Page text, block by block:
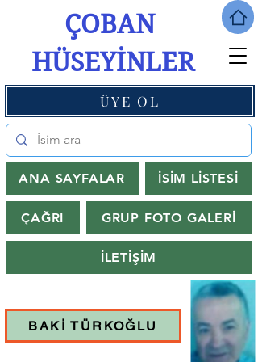
ÇOBAN
HÜSEYİNLER
ANA SAYFALAR İSİM LİSTESİ
ÇAĞRI GRUP FOTO GALERİ
İLETİŞİM
ÜYE OL
BAKİ TÜRKOĞLU